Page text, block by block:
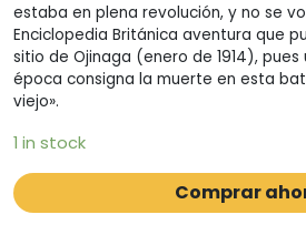
estaba en plena revolución, y no se
Enciclopedia Británica aventura que
sitio de Ojinaga (enero de 1914),
época consigna la muerte en esta
viejo».
1 in stock
Comprar